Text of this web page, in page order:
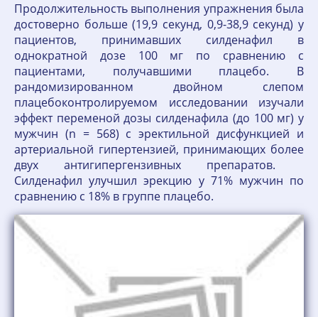
Продолжительность выполнения упражнения была
достоверно больше (19,9 секунд, 0,9-38,9 секунд) у
пациентов, принимавших силденафил в
однократной дозе 100 мг по сравнению с
пациентами, получавшими плацебо. В
рандомизированном двойном слепом
плацебоконтролируемом исследовании изучали
эффект переменой дозы силденафила (до 100 мг) у
мужчин (n = 568) с эректильной дисфункцией и
артериальной гипертензией, принимающих более
двух антигипергензивных препаратов.
Силденафил улучшил эрекцию у 71% мужчин по
сравнению с 18% в группе плацебо.